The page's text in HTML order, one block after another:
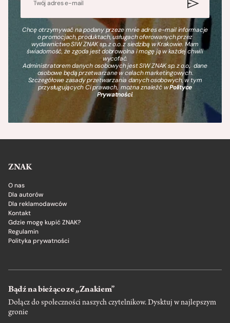
Chcę otrzymywać na podany przeze mnie adres e-mail informacje
o promocjach, produktach, usługach oferowanych przez
wydawnictwo SIW ZNAK sp. z o.o. z siedzibą w Krakowie. Mam
świadomość, że zgoda jest dobrowolna i mogę ją w każdej chwili
wycofać.
Administratorem danych osobowych jest SIW ZNAK sp. z o.o., dane
osobowe będą przetwarzane w celach marketingowych.
Szczegółowe zasady przetwarzania danych osobowych, w tym
przysługujących Ci prawach, można znaleźć wPolityce
Prywatności.
ZNAK
O nas
Dla autorów
Dla reklamodawców
Kontakt
Gdzie mogę kupić ZNAK?
Regulamin
Polityka prywatności
Bądź na bieżąco ze „Znakiem”
Dołącz do społeczności naszych czytelnikow. Dysktuj w najlepszym
gronie